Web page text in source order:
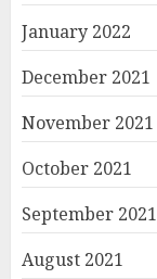
January 2022
December 2021
November 2021
October 2021
September 2021
August 2021